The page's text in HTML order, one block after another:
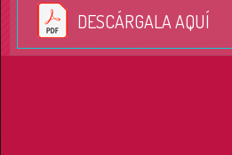
DESCÁRGALA AQUÍ